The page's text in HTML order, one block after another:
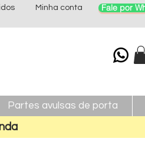
Minha conta Fale por
Partes avulsas de porta